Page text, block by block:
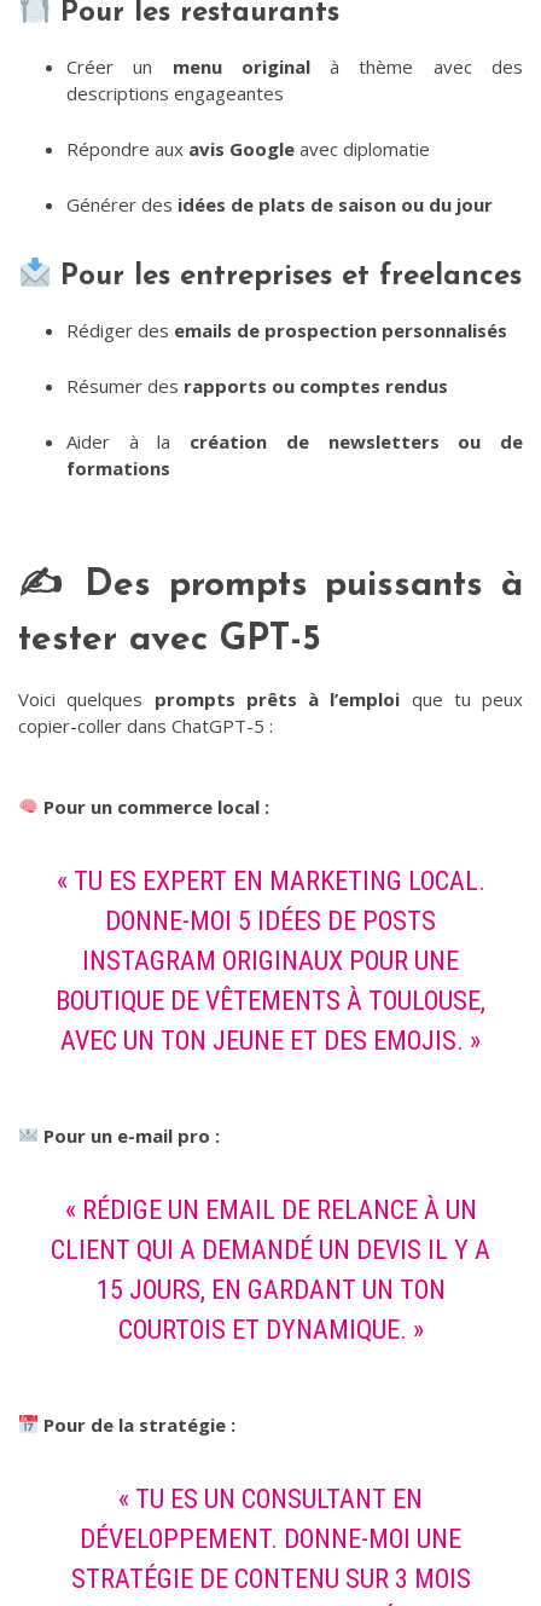
Pour les restaurants
Créer un menu originalà thème avec des
descriptions engageantes
Répondre aux avis Google avec diplomatie
Générer des idées de plats de saison ou du jour
Pour les entreprises et freelances
Rédiger des emails de prospection personnalisés
Résumer des rapports ou comptes rendus
Aider à la création de newsletters ou de
formations
✍️ Des prompts puissants à
tester avec GPT-5
Voici quelques prompts prêts à l’emploi que tu peux
copier-coller dans ChatGPT-5 :
Pour un commerce local :
« TU ES EXPERT EN MARKETING LOCAL.
DONNE-MOI 5 IDÉES DE POSTS
INSTAGRAM ORIGINAUX POUR UNE
BOUTIQUE DE VÊTEMENTS À TOULOUSE,
AVEC UN TON JEUNE ET DES EMOJIS. »
Pour un e-mail pro :
« RÉDIGE UN EMAIL DE RELANCE À UN
CLIENT QUI A DEMANDÉ UN DEVIS IL Y A
15 JOURS, EN GARDANT UN TON
COURTOIS ET DYNAMIQUE. »
Pour de la stratégie :
« TU ES UN CONSULTANT EN
DÉVELOPPEMENT. DONNE-MOI UNE
STRATÉGIE DE CONTENU SUR 3 MOIS